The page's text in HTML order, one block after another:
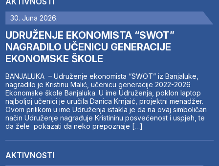
30. Juna 2026.
UDRUŽENJE EKONOMISTA “SWOT”
NAGRADILO UČENICU GENERACIJE
EKONOMSKE ŠKOLE
BANJALUKA – Udruženje ekonomista “SWOT” iz Banjaluke,
nagradilo je Kristinu Malić, učenicu generacije 2022-2026
Ekonomske škole Banjaluka. U ime Udruženja, poklon laptop
najboljoj učenici je uručila Danica Krnjaić, projektni menadžer.
Ovom prilikom u ime Udruženja istakla je da na ovaj simboličan
način Udruženje nagrađuje Kristininu posvećenost i uspjeh, te
da žele pokazati da neko prepoznaje […]
AKTIVNOSTI